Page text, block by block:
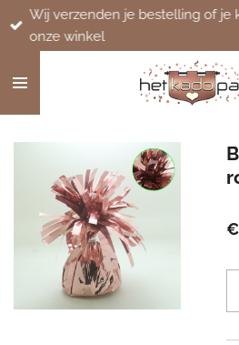
Ga
direct
de
Wij verzenden je bestelling of je
onze winkel